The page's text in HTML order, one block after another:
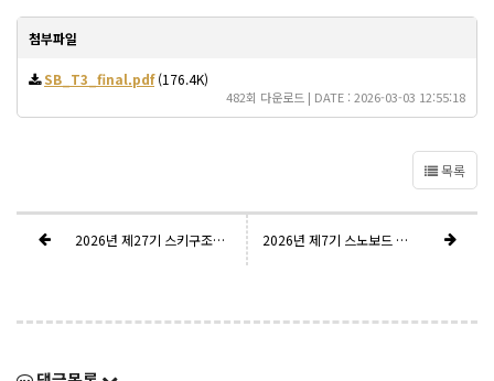
첨부파일
SB_T3_final.pdf(176.4K)
482회 다운로드 | DATE : 2026-03-03 12:55:18
목록
2026년 제27기 스키구조요원 자격시험 운영(안) 2026년 제7기 스노보드 지도요원(티칭2) 최종 결과